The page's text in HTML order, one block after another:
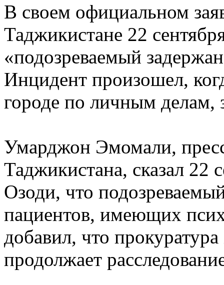
В своем официальном
Таджикистане 22
«подозреваемый
Инцидент произошел,
городе по личным делам,
Умарджон Эмомали,
Таджикистана, сказал 22
Озоди, что
пациентов, имеющих
добавил, что
продолжает